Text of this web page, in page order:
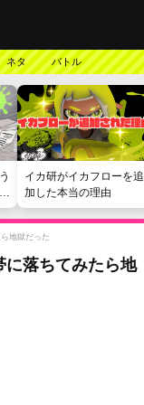
ネタ バトル
イカ研がイカフローを追
加した本当の理由
地獄だった
に落ちてみたら地